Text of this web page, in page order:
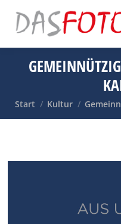
Sie befinden sich
Start Kultur